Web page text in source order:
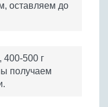
оставляем до
400-500 г
получаем